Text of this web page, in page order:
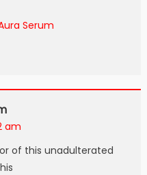
Serum
am
of this unadulterated